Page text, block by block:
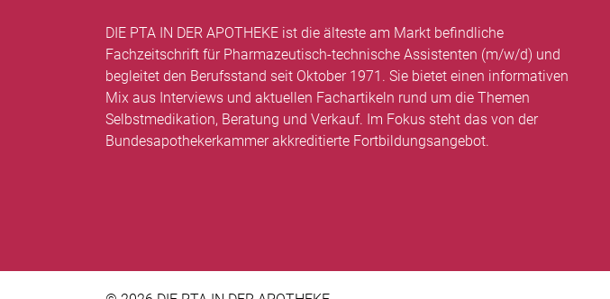
DIE PTA IN DER APOTHEKE ist die älteste am Markt befindliche
Fachzeitschrift für Pharmazeutisch-technische Assistenten (m/w/d) und
begleitet den Berufsstand seit Oktober 1971. Sie bietet einen informativen
Mix aus Interviews und aktuellen Fachartikeln rund um die Themen
Selbstmedikation, Beratung und Verkauf. Im Fokus steht das von der
Bundesapothekerkammer akkreditierte Fortbildungsangebot.